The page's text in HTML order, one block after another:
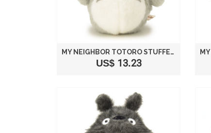
MY NEIGHBOR TOTORO STUFFED BIG TOTORO LIGHT GRAY SIZE S /STUDIO GHIBLI
US$ 13.23